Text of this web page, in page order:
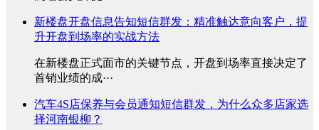
新楼盘开盘信息告知短信群发：精准触达意向客户，提
升开盘到场率的实战方法
在新楼盘正式面市的关键节点，开盘到场率直接决定了
首销业绩的成···
汽车4S店保养与会员通知短信群发，为什么众多店家选
择河南银柳？